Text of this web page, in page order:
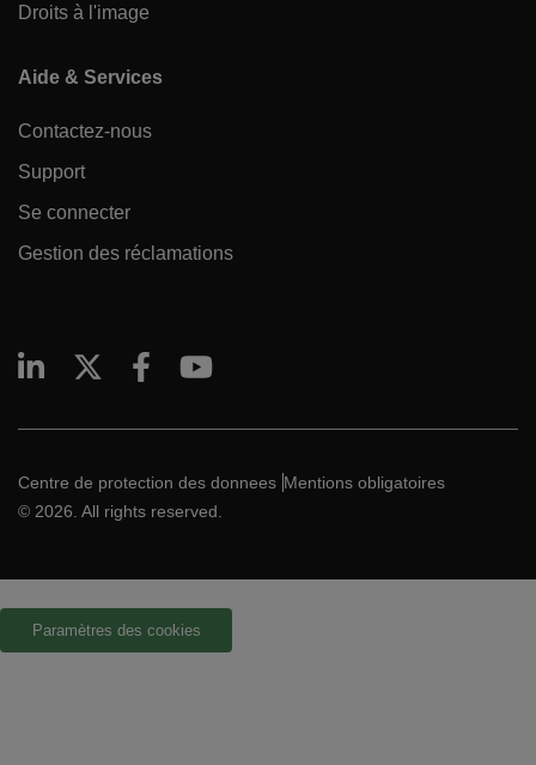
Droits à l'image
Aide & Services
Contactez-nous
Support
Se connecter
Gestion des réclamations
Centre de protection des donnees Mentions obligatoires
© 2026. All rights reserved.
Paramètres des cookies